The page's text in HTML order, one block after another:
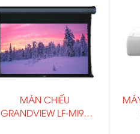
MÀN CHIẾU
GRANDVIEW LF-MI92